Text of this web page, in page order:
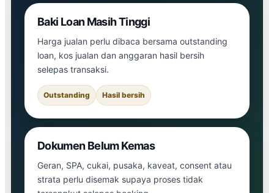
Baki Loan Masih Tinggi
Harga jualan perlu dibaca bersama outstanding
loan, kos jualan dan anggaran hasil bersih
selepas transaksi.
Outstanding Hasil bersih
Dokumen Belum Kemas
Geran, SPA, cukai, pusaka, kaveat, consent atau
strata perlu disemak supaya proses tidak